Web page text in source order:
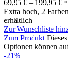
69,95 € – 199,95 € *
Extra hoch, 2
erhältlich
Zur Wunschliste
Zum Produkt
Optionen können
-21%